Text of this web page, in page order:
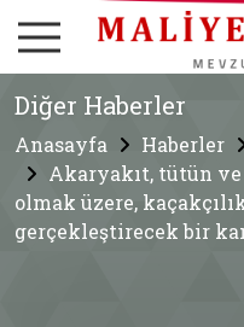
Diğer Haberler
Anasayfa Haberler
Akaryakıt, tütün
olmak üzere,
gerçekleştirecek bir